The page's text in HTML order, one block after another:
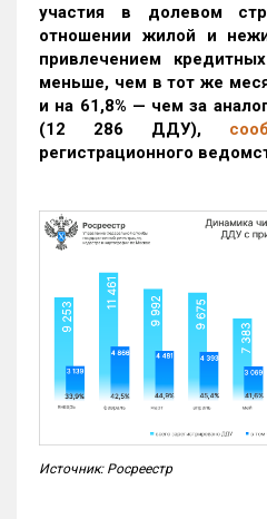
участия в долевом
отношении жилой и
привлечением
меньше, чем в тот же
и на 61,8% — чем за
(12 286 ДДУ),
регистрационного
Источник: Росреестр